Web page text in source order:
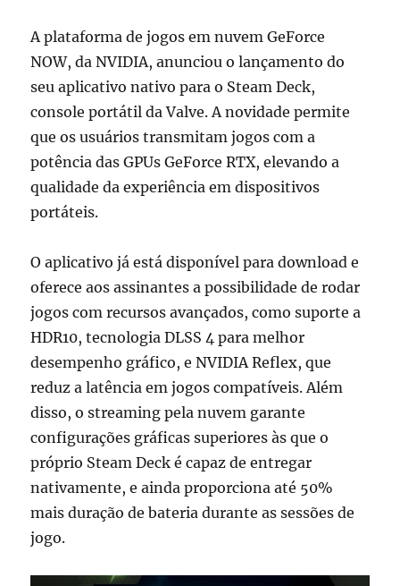
A plataforma de jogos em nuvem GeForce
NOW, da NVIDIA, anunciou o lançamento do
seu aplicativo nativo para o Steam Deck,
console portátil da Valve. A novidade permite
que os usuários transmitam jogos com a
potência das GPUs GeForce RTX, elevando a
qualidade da experiência em dispositivos
portáteis.
O aplicativo já está disponível para download e
oferece aos assinantes a possibilidade de rodar
jogos com recursos avançados, como suporte a
HDR10, tecnologia DLSS 4 para melhor
desempenho gráfico, e NVIDIA Reflex, que
reduz a latência em jogos compatíveis. Além
disso, o streaming pela nuvem garante
configurações gráficas superiores às que o
próprio Steam Deck é capaz de entregar
nativamente, e ainda proporciona até 50%
mais duração de bateria durante as sessões de
jogo.